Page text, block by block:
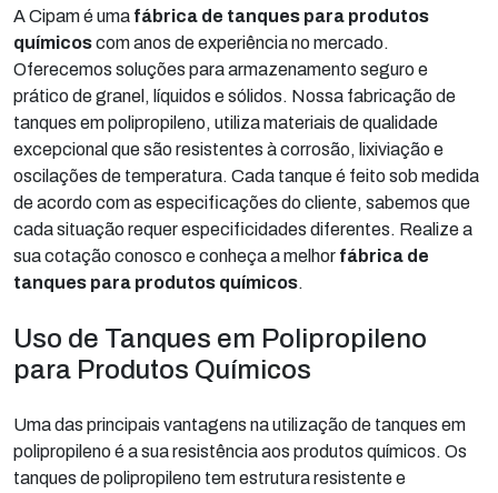
A Cipam é uma fábrica de tanques para produtos
químicoscom anos de experiência no mercado.
Oferecemos soluções para armazenamento seguro e
prático de granel, líquidos e sólidos. Nossa fabricação de
tanques em polipropileno, utiliza materiais de qualidade
excepcional que são resistentes à corrosão, lixiviação e
oscilações de temperatura. Cada tanque é feito sob medida
de acordo com as especificações do cliente, sabemos que
cada situação requer especificidades diferentes. Realize a
sua cotação conosco e conheça a melhor fábrica de
tanques para produtos químicos.
Uso de Tanques em Polipropileno
para Produtos Químicos
Uma das principais vantagens na utilização de tanques em
polipropileno é a sua resistência aos produtos químicos. Os
tanques de polipropileno tem estrutura resistente e